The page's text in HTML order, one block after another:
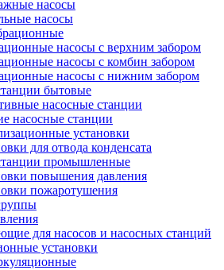
насосы
насосы
насосы с верхним забором
насосы с комбин забором
насосы с нижним забором
бытовые
насосные станции
насосные станции
установки
для отвода конденсата
промышленные
повышения давления
пожаротушения
для насосов и насосных станций
установки